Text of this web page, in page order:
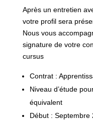
Après un entretien
votre profil sera
Nous vous
signature de votre
cursus
Contrat :
Niveau d’étude
équivalent
Début : Septembre